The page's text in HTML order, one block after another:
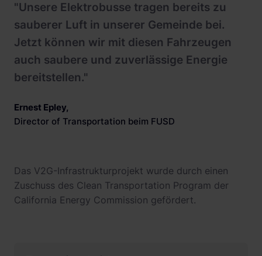
"Unsere Elektrobusse tragen bereits zu
sauberer Luft in unserer Gemeinde bei.
Jetzt können wir mit diesen Fahrzeugen
auch saubere und zuverlässige Energie
bereitstellen."
Ernest Epley,
Director of Transportation beim FUSD
Das V2G-Infrastrukturprojekt wurde durch einen
Zuschuss des Clean Transportation Program der
California Energy Commission gefördert.